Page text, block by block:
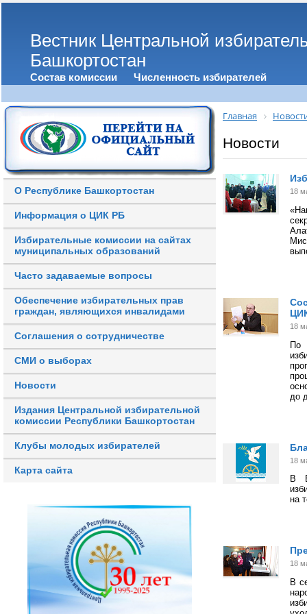
Вестник Центральной
Башкортостан
Состав комиссии Численность избирателей
О Республике Башкортостан
Информация о ЦИК РБ
Избирательные комиссии на сайтах
муниципальных образований
Часто задаваемые вопросы
Обеспечение избирательных прав
граждан, являющихся инвалидами
Соглашения о сотрудничестве
СМИ о выборах
Новости
Издания Центральной избирательной
комиссии Республики Башкортостан
Клубы молодых избирателей
Карта сайта
Главная
Новости
18
18
По
до
18
В
на
18
В